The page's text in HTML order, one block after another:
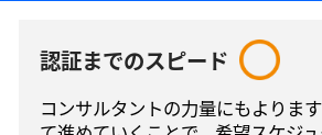
認証までのスピード
コンサルタントの⼒量にもよりま